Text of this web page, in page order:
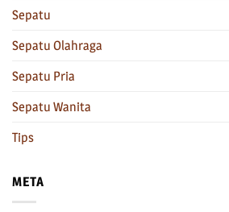
Sepatu
Sepatu Olahraga
Sepatu Pria
Sepatu Wanita
Tips
META